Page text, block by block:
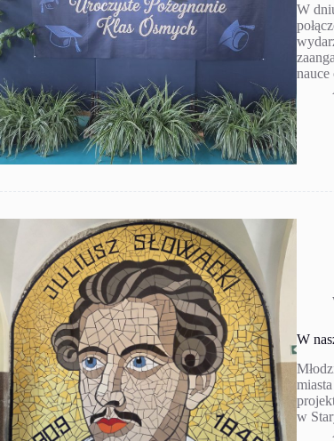
W
W
w